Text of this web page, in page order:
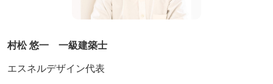
村松 悠一 一級建築士
エスネルデザイン代表